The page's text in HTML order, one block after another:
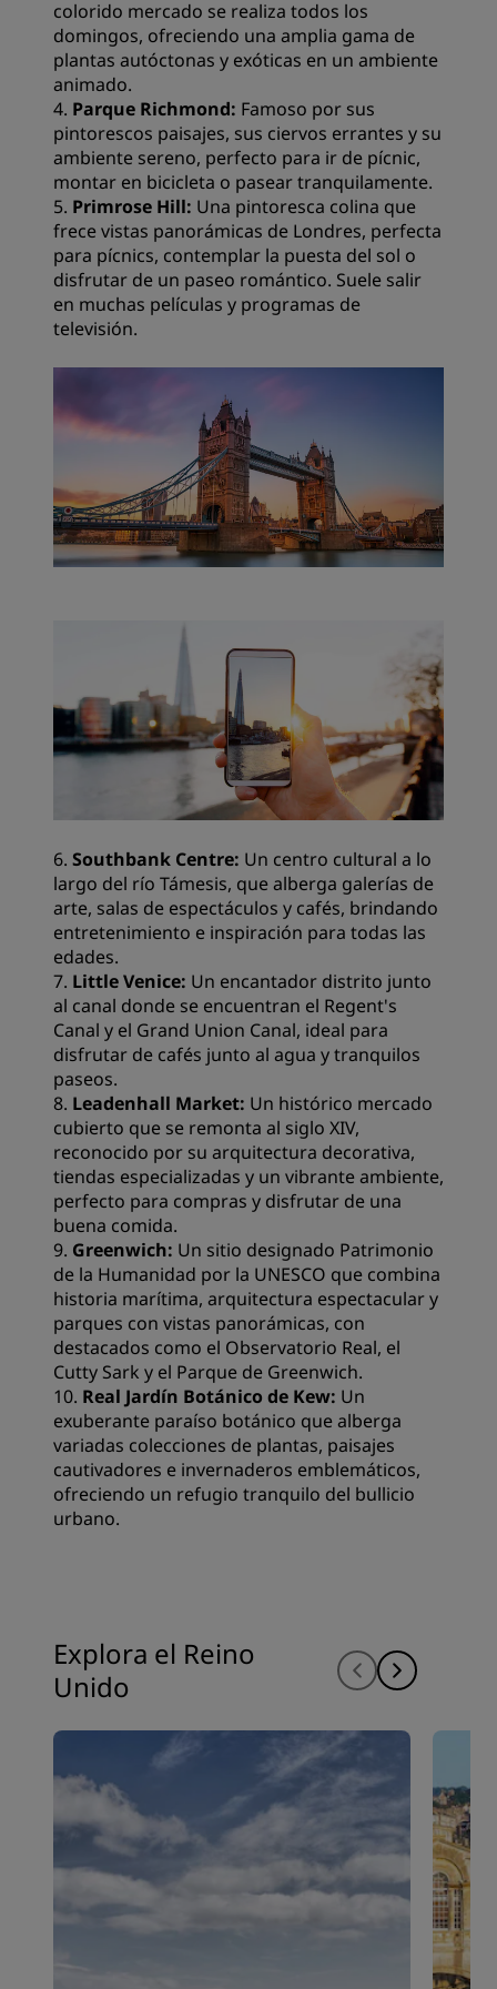
colorido mercado se realiza todos los
domingos, ofreciendo una amplia gama de
plantas autóctonas y exóticas en un ambiente
animado.
4. Parque Richmond: Famoso por sus
pintorescos paisajes, sus ciervos errantes y su
ambiente sereno, perfecto para ir de pícnic,
montar en bicicleta o pasear tranquilamente.
5. Primrose Hill: Una pintoresca colina que
frece vistas panorámicas de Londres, perfecta
para pícnics, contemplar la puesta del sol o
disfrutar de un paseo romántico. Suele salir
en muchas películas y programas de
televisión.
6. Southbank Centre: Un centro cultural a lo
largo del río Támesis, que alberga galerías de
arte, salas de espectáculos y cafés, brindando
entretenimiento e inspiración para todas las
edades.
7. Little Venice: Un encantador distrito junto
al canal donde se encuentran el Regent's
Canal y el Grand Union Canal, ideal para
disfrutar de cafés junto al agua y tranquilos
paseos.
8. Leadenhall Market: Un histórico mercado
cubierto que se remonta al siglo XIV,
reconocido por su arquitectura decorativa,
tiendas especializadas y un vibrante ambiente,
perfecto para compras y disfrutar de una
buena comida.
9. Greenwich: Un sitio designado Patrimonio
de la Humanidad por la UNESCO que combina
historia marítima, arquitectura espectacular y
parques con vistas panorámicas, con
destacados como el Observatorio Real, el
Cutty Sark y el Parque de Greenwich.
10. Real Jardín Botánico de Kew: Un
exuberante paraíso botánico que alberga
variadas colecciones de plantas, paisajes
cautivadores e invernaderos emblemáticos,
ofreciendo un refugio tranquilo del bullicio
urbano.
Explora el Reino
Unido